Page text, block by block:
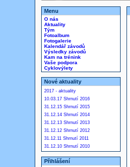
Menu
O nás
Aktuality
Tým
Fotoalbum
Fotogalerie
Kalendář závodů
Výsledky závodů
Kam na trénink
Vaše podpora
Cyklovýlety
Nové aktuality
2017 - aktuality
10.03.17 Shrnutí 2016
31.12.15 Shrnutí 2015
31.12.14 Shrnutí 2014
31.12.13 Shrnutí 2013
31.12.12 Shrnutí 2012
31.12.11 Shrnutí 2011
31.12.10 Shrnutí 2010
Přihlášení